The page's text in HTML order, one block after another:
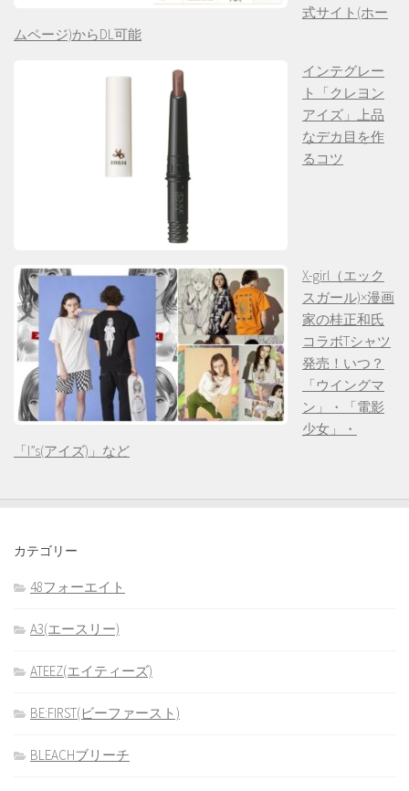
式サイト(ホー
ムページ)からDL可能
インテグレー
ト「クレヨン
アイズ」上品
なデカ目を作
るコツ
X-girl（エック
スガール)×漫画
家の桂正和氏
コラボTシャツ
発売！いつ？
「ウイングマ
ン」・「電影
少女」・
「I”s(アイズ)」など
カテゴリー
48フォーエイト
A3(エースリー)
ATEEZ(エイティーズ)
BE:FIRST(ビーファースト)
BLEACHブリーチ